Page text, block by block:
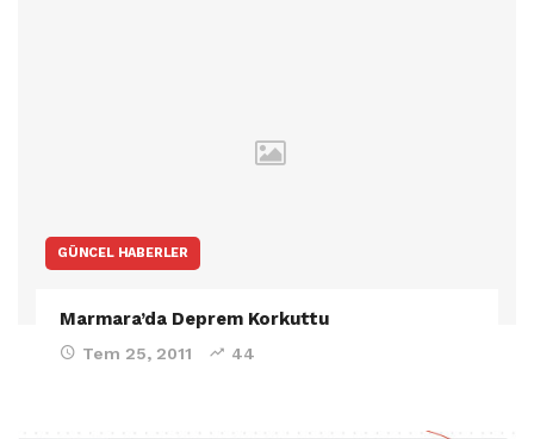
GÜNCEL HABERLER
Marmara’da Deprem Korkuttu
Tem 25, 2011 44